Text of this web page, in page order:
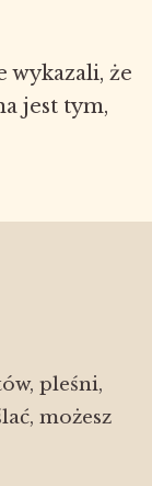
wykazali, że
jest tym,
pleśni,
możesz